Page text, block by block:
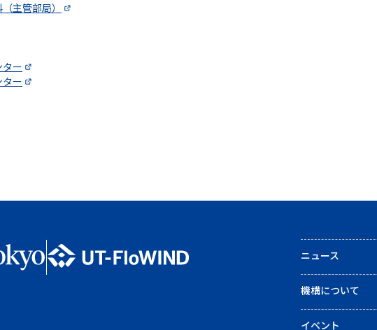
主管部局）
ー
ー
ニュース
機構について
イベント